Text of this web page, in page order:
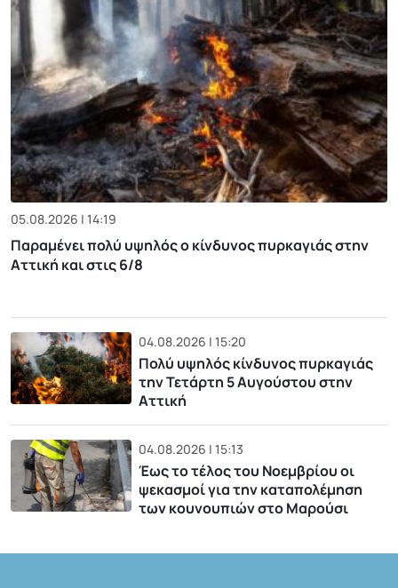
05.08.2026 | 14:19
Παραμένει πολύ υψηλός ο κίνδυνος πυρκαγιάς στην
Αττική και στις 6/8
04.08.2026 | 15:20
Πολύ υψηλός κίνδυνος πυρκαγιάς
την Τετάρτη 5 Αυγούστου στην
Αττική
04.08.2026 | 15:13
Έως το τέλος του Νοεμβρίου οι
ψεκασμοί για την καταπολέμηση
των κουνουπιών στο Μαρούσι